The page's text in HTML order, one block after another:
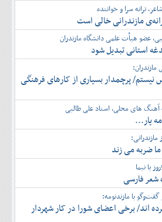
ترانه سرا و خواننده
مازندرانی خالی است
عضو هیأت علمی دانشگاه مازندران
استانی تبدیل شود
نیستم/ پرچمدار بسیاری از کارهای فرهنگی
های محلی، استاد علی طالبی
یار...
مازندرانی:
ضربه می زند
شعر فارسی
با مازندنومه:
اند/ برخی اعضای شورا در کار شهردار